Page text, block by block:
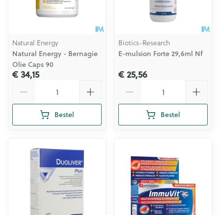
Natural Energy
Natural Energy - Bernagie
Olie Caps 90
€ 34,15
Bestel
Biotics-Research
E-mulsion Forte 29,6ml Nf
€ 25,56
Bestel